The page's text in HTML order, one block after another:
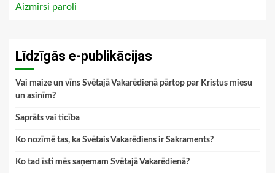
Aizmirsi paroli
Līdzīgās e-publikācijas
Vai maize un vīns Svētajā Vakarēdienā pārtop par Kristus miesu
un asinīm?
Saprāts vai ticība
Ko nozīmē tas, ka Svētais Vakarēdiens ir Sakraments?
Ko tad īsti mēs saņemam Svētajā Vakarēdienā?